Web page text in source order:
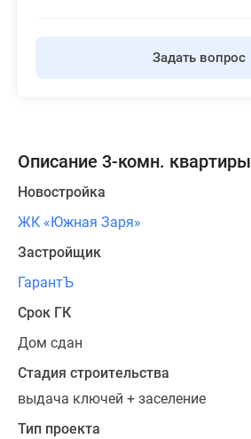
Задать вопрос
Описание 3-комн. квартиры
Новостройка
ЖК «Южная Заря»
Застройщик
ГарантЪ
Срок ГК
Дом сдан
Стадия строительства
выдача ключей + заселение
Тип проекта